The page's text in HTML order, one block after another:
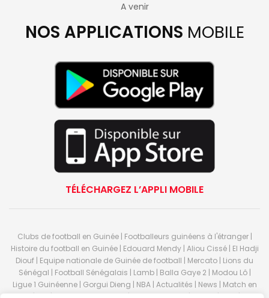
A venir
NOS APPLICATIONS MOBILE
TÉLÉCHARGEZ L’APPLI MOBILE
Clubs de football en Guinée | Footballeurs guinéens à l'étranger |
Histoire du football en Guinée | Edouard Mendy | Aliou Cissé | El Hadji
Diouf | Equipe nationale de Guinée de football | Mercato | Lions du
Sénégal | Football Sénégalais | Lamb | Balla Gaye 2 | Modou Lô |
Ligue 1 Guinéenne | Gorgui Dieng | NBA | Actualités | News | Match en